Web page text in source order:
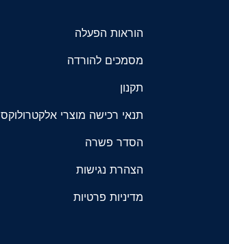
הוראות הפעלה
מסמכים להורדה
תקנון
תנאי רכישה מוצרי אלקטרולוקס
הסדר פשרה
הצהרת נגישות
מדיניות פרטיות